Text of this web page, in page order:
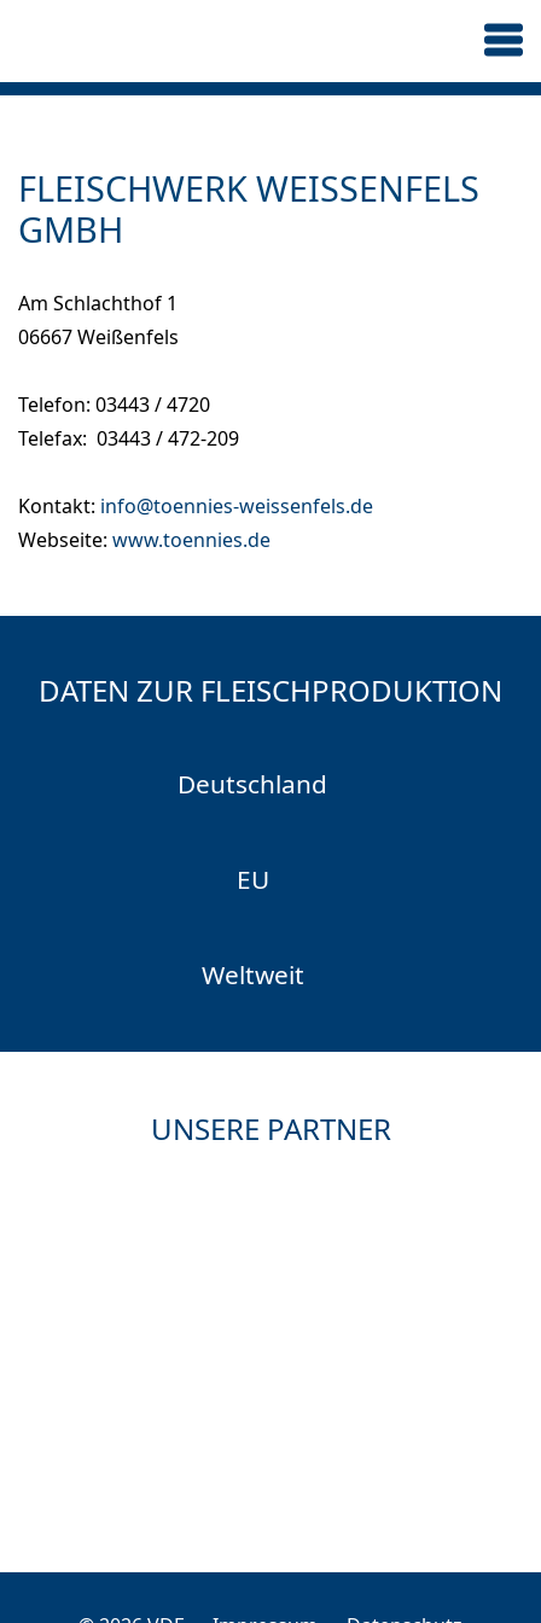
FLEISCHWERK WEISSENFELS G
MBH
Am Schlachthof 1
06667 Weißenfels
Telefon: 03443 / 4720
Telefax: 03443 / 472-209
Kontakt: info@toennies-weissenfels.de
Webseite: www.toennies.de
DATEN ZUR FLEISCHPRODUKTION
Deutschland
EU
Weltweit
UNSERE PARTNER